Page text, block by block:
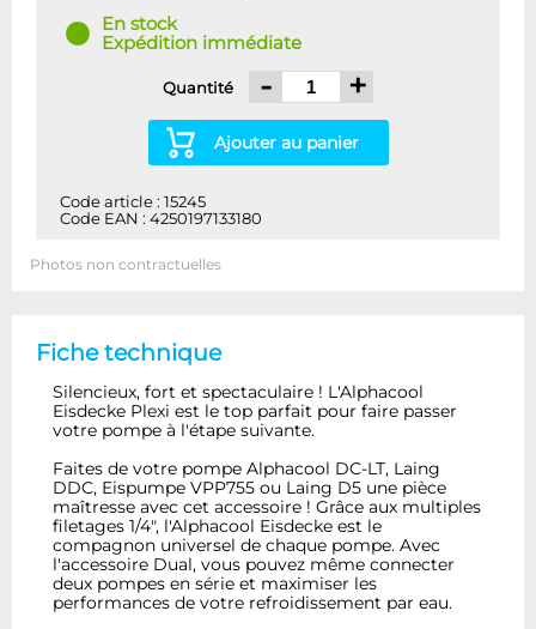
En stock
Expédition immédiate
Quantité - +
Ajouter au panier
Code article : 15245
Code EAN : 4250197133180
Photos non contractuelles
Fiche technique
Silencieux, fort et spectaculaire ! L'Alphacool
Eisdecke Plexi est le top parfait pour faire passer
votre pompe à l'étape suivante.
Faites de votre pompe Alphacool DC-LT, Laing
DDC, Eispumpe VPP755 ou Laing D5 une pièce
maîtresse avec cet accessoire ! Grâce aux multiples
filetages 1/4", l'Alphacool Eisdecke est le
compagnon universel de chaque pompe. Avec
l'accessoire Dual, vous pouvez même connecter
deux pompes en série et maximiser les
performances de votre refroidissement par eau.